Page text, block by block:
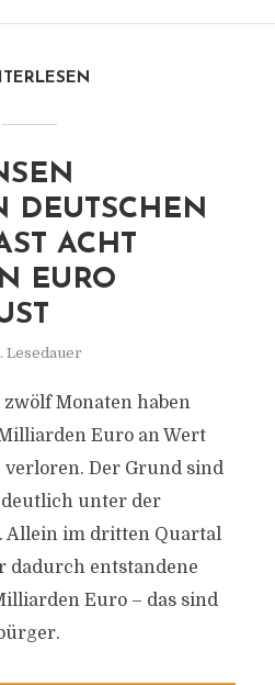
DEUTSCHEN
ACHT
EURO
Lesedauer
Monaten haben
Euro an Wert
Der Grund sind
unter der
Allein im dritten Quartal
dadurch entstandene
Euro – das sind